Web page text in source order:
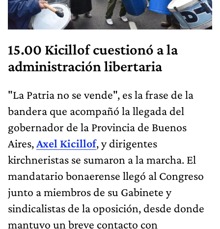
15.00 Kicillof cuestionó a la
administración libertaria
"La Patria no se vende", es la frase de la
bandera que acompañó la llegada del
gobernador de la Provincia de Buenos
Aires,Axel Kicillof, y dirigentes
kirchneristas se sumaron a la marcha. El
mandatario bonaerense llegó al Congreso
junto a miembros de su Gabinete y
sindicalistas de la oposición, desde donde
mantuvo un breve contacto con